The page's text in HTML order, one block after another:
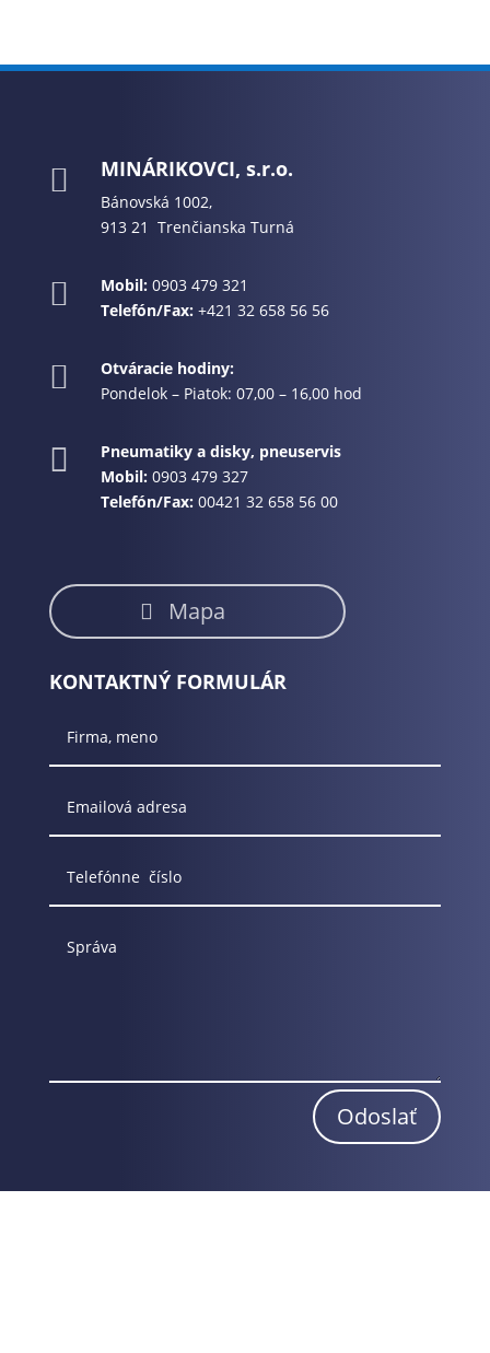
 MINÁRIKOVCI, s.r.o.
Bánovská 1002,
913 21 Trenčianska Turná
 Mobil: 0903 479 321
Telefón/Fax:+421 32 658 56 56

Otváracie hodiny:
Pondelok – Piatok: 07,00 – 16,00 hod

Pneumatiky a disky, pneuservis
Mobil: 0903 479 327
Telefón/Fax:00421 32 658 56 00
Mapa
KONTAKTNÝ FORMULÁR
Odoslať